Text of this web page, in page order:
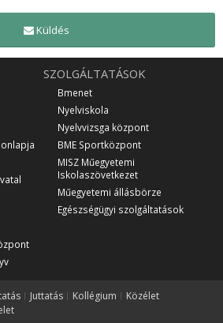
Küldés
SZOLGÁLTATÁSOK
Bmenet
Nyelviskola
Nyelvvizsga központ
BME Sportközpont
MISZ Műegyetemi
Iskolaszövetkezet
Műegyetemi állásbörze
Egészségügyi szolgáltatások
Juttatás Kollégium
Közélet